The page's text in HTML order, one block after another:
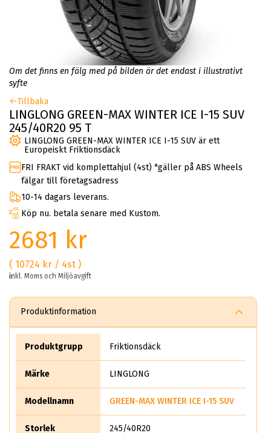
Om det finns en fälg med på bilden är det endast i illustrativt
syfte
Tillbaka
LINGLONG GREEN-MAX WINTER ICE I-15 SUV
245/40R20 95 T
LINGLONG GREEN-MAX WINTER ICE I-15 SUV är ett
Europeiskt Friktionsdäck
FRI FRAKT vid komplettahjul (4st) *gäller på ABS Wheels
fälgar till företagsadress
10-14 dagars leverans.
Köp nu. betala senare med Kustom.
2681 kr
( 10724 kr / 4st )
inkl. Moms och Miljöavgift
Produktinformation
Produktgrupp Friktionsdäck
Märke LINGLONG
Modellnamn GREEN-MAX WINTER ICE I-15 SUV
Storlek 245/40R20